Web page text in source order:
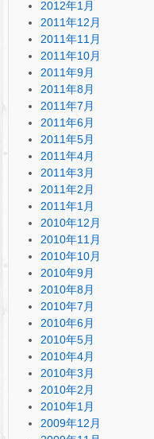
2012年1月
2011年12月
2011年11月
2011年10月
2011年9月
2011年8月
2011年7月
2011年6月
2011年5月
2011年4月
2011年3月
2011年2月
2011年1月
2010年12月
2010年11月
2010年10月
2010年9月
2010年8月
2010年7月
2010年6月
2010年5月
2010年4月
2010年3月
2010年2月
2010年1月
2009年12月